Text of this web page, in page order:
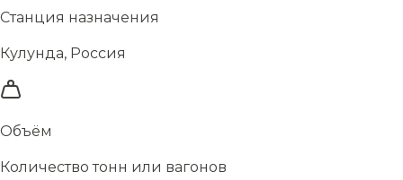
Станция назначения
Кулунда, Россия
Объём
Количество тонн или вагонов